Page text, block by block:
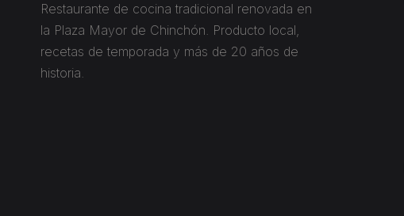
Restaurante de cocina tradicional renovada en
la Plaza Mayor de Chinchón. Producto local,
recetas de temporada y más de 20 años de
historia.